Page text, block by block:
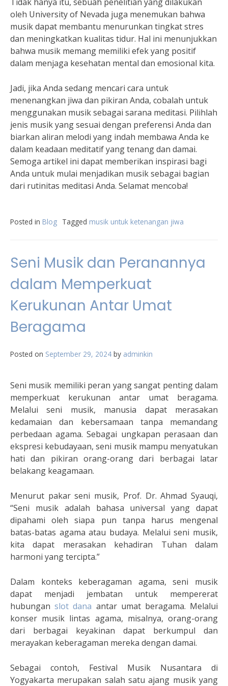
oleh University of Nevada juga menemukan bahwa
musik dapat membantu menurunkan tingkat stres
dan meningkatkan kualitas tidur. Hal ini menunjukkan
bahwa musik memang memiliki efek yang positif
dalam menjaga kesehatan mental dan emosional kita.
Jadi, jika Anda sedang mencari cara untuk
menenangkan jiwa dan pikiran Anda, cobalah untuk
menggunakan musik sebagai sarana meditasi. Pilihlah
jenis musik yang sesuai dengan preferensi Anda dan
biarkan aliran melodi yang indah membawa Anda ke
dalam keadaan meditatif yang tenang dan damai.
Semoga artikel ini dapat memberikan inspirasi bagi
Anda untuk mulai menjadikan musik sebagai bagian
dari rutinitas meditasi Anda. Selamat mencoba!
Posted in Blog Tagged musik untuk ketenangan jiwa
Seni Musik dan Peranannya
dalam Memperkuat
Kerukunan Antar Umat
Beragama
Posted on September 29, 2024 by adminkin
Seni musik memiliki peran yang sangat penting dalam
memperkuat kerukunan antar umat beragama.
Melalui seni musik, manusia dapat merasakan
kedamaian dan kebersamaan tanpa memandang
perbedaan agama. Sebagai ungkapan perasaan dan
ekspresi kebudayaan, seni musik mampu menyatukan
hati dan pikiran orang-orang dari berbagai latar
belakang keagamaan.
Menurut pakar seni musik, Prof. Dr. Ahmad Syauqi,
“Seni musik adalah bahasa universal yang dapat
dipahami oleh siapa pun tanpa harus mengenal
batas-batas agama atau budaya. Melalui seni musik,
kita dapat merasakan kehadiran Tuhan dalam
harmoni yang tercipta.”
Dalam konteks keberagaman agama, seni musik
dapat menjadi jembatan untuk mempererat
hubunganslot dana antar umat beragama. Melalui
konser musik lintas agama, misalnya, orang-orang
dari berbagai keyakinan dapat berkumpul dan
merayakan keberagaman mereka dengan damai.
Sebagai contoh, Festival Musik Nusantara di
Yogyakarta merupakan salah satu ajang musik yang